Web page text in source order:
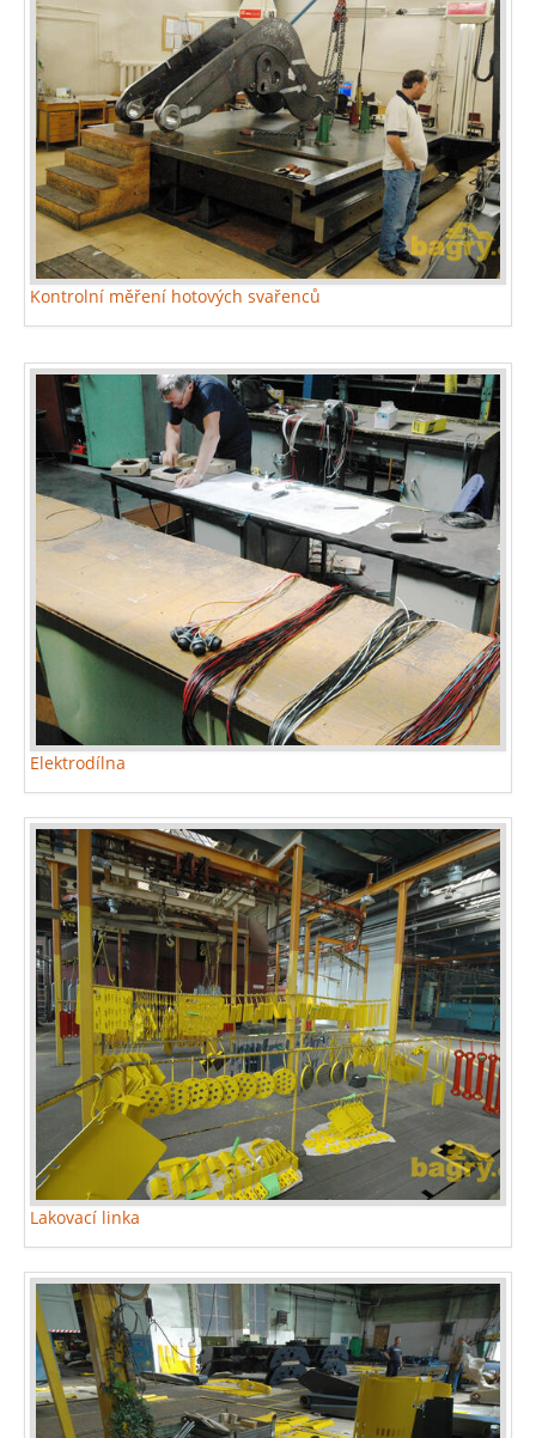
Kontrolní měření hotových svařenců
Elektrodílna
Lakovací linka